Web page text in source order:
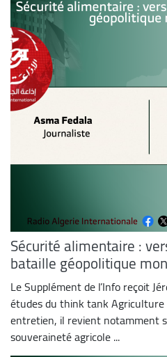
Sécurité alimentaire :
bataille géopolitique
Le Supplément de l’Info reçoit
études du think tank
entretien, il revient notamment
souveraineté agricole ...